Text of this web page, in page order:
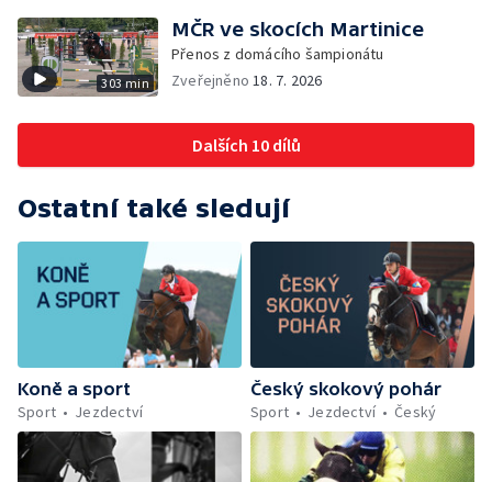
303 min
MČR ve skocích Martinice
Přenos z domácího šampionátu
Zveřejněno18. 7. 2026
Dalších 10 dílů
Ostatní také sledují
Koně a sport
Sport
Jezdectví
Český skokový pohár
Sport
Jezdectví Český